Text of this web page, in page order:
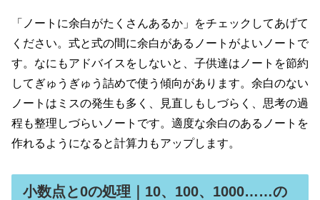
「ノートに余白がたくさんあるか」をチェックしてあげて
ください。式と式の間に余白があるノートがよいノートで
す。なにもアドバイスをしないと、子供達はノートを節約
してぎゅうぎゅう詰めで使う傾向があります。余白のない
ノートはミスの発生も多く、見直しもしづらく、思考の過
程も整理しづらいノートです。適度な余白のあるノートを
作れるようになると計算力もアップします。
小数点と0の処理｜10、100、1000……の